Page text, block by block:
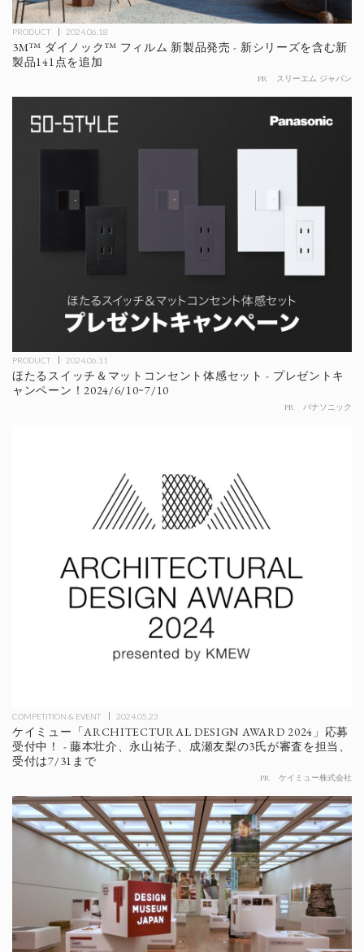
PRODUCT 2024.06.18
3M™ ダイノック™ フィルム 新製品発売 - 新シリーズを含む新
製品141点を追加
PR スリーエム ジャパン
PRODUCT 2024.06.11
ほたるスイッチ＆マットコンセント体感セット - プレゼントキ
ャンペーン！2024/6/10~7/10
PR パナソニック
COMPETITION & EVENT 2024.05.23
ケイミュー「ARCHITECTURAL DESIGN AWARD 2024」応募
受付中！ - 藤本壮介、永山祐子、成瀬友梨の3氏が審査を担当、
受付は7/31まで
PR ケイミュー株式会社